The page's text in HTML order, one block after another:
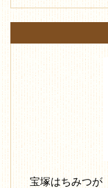
宝塚はちみつが